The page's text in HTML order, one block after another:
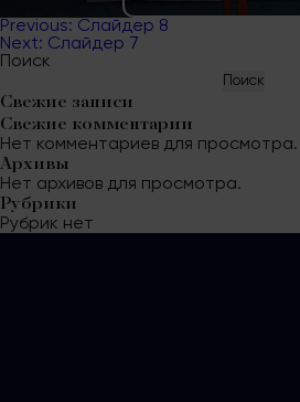
Навигация
по
записям
Previous: Слайдер 8
Next: Слайдер 7
Поиск
Поиск
Свежие записи
Свежие комментарии
Нет комментариев для просмотра.
Архивы
Нет архивов для просмотра.
Рубрики
Рубрик нет